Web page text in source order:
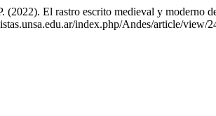
(2022). El rastro escrito medieval y moderno
index.php/Andes/article/view/